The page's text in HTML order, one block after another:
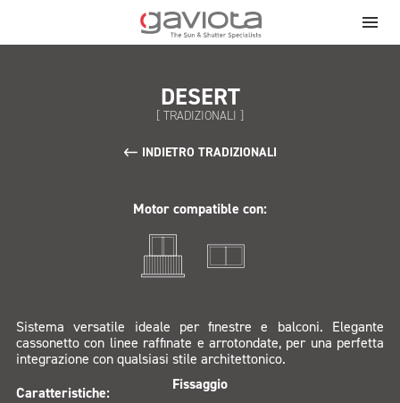
DESERT
[ TRADIZIONALI ]
INDIETRO TRADIZIONALI
Motor compatible con:
Sistema versatile ideale per finestre e balconi. Elegante
cassonetto con linee raffinate e arrotondate, per una perfetta
integrazione con qualsiasi stile architettonico.
Caratteristiche:
Fissaggio